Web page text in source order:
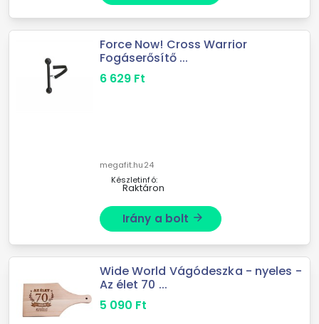
Force Now! Cross Warrior
Fogáserősítő ...
6 629 Ft
megafit.hu24
Készletinfó:
Raktáron
Irány a bolt arrow_forward
Wide World Vágódeszka - nyeles -
Az élet 70 ...
5 090 Ft